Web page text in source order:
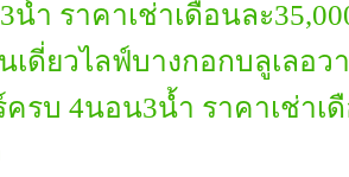
น้ำ ราคาเช่าเดือนละ
เดี่ยวไลฟ์บางกอกบลูเลอ
ครบ 4นอน3น้ำ ราคาเช่าเ